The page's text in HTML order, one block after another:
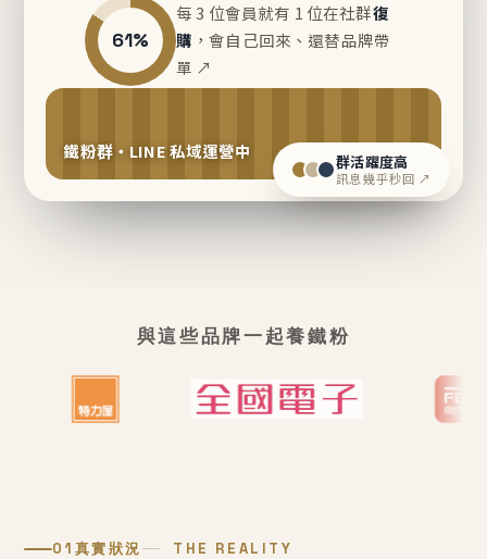
61%
每 3 位會員就有 1 位在社群復
購 ，會自己回來、還替品牌帶
單 ↗
鐵粉群・LINE 私域運營中 群活躍度高
訊息幾乎秒回 ↗
與這些品牌一起養鐵粉
01 真實狀況 THE REALITY